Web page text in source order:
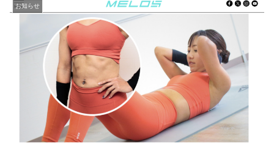
お知らせ